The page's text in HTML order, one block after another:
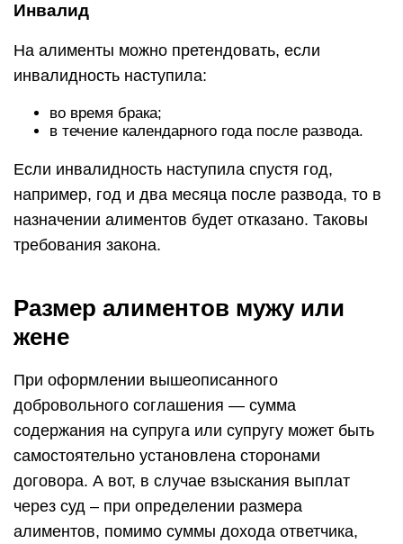
Инвалид
На алименты можно претендовать, если
инвалидность наступила:
во время брака;
в течение календарного года после развода.
Если инвалидность наступила спустя год,
например, год и два месяца после развода, то в
назначении алиментов будет отказано. Таковы
требования закона.
Размер алиментов мужу или
жене
При оформлении вышеописанного
добровольного соглашения — сумма
содержания на супруга или супругу может быть
самостоятельно установлена сторонами
договора. А вот, в случае взыскания выплат
через суд – при определении размера
алиментов, помимо суммы дохода ответчика,